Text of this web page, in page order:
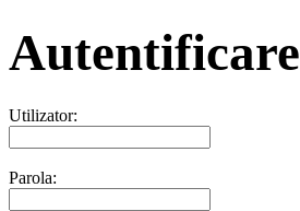
Autentificare
Utilizator:
Parola: